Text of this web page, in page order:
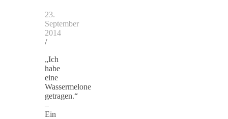
23.
September
2014
/
„Ich
habe
eine
Wassermelone
getragen.“
–
Ein